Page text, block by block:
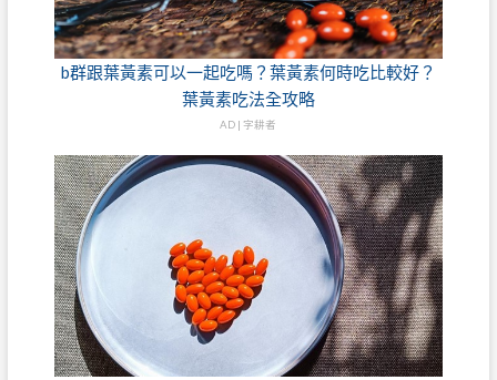
b群跟葉黃素可以一起吃嗎？葉黃素何時吃比較好？
葉黃素吃法全攻略
AD | 字耕者